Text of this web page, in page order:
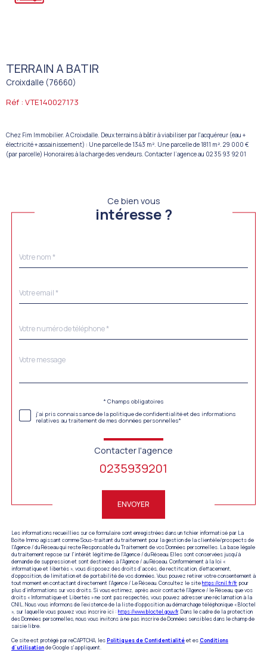
TERRAIN A BATIR
Croixdalle (76660)
Réf : VTE140027173
Chez Fim Immobilier. A Croixdalle. Deux terrains à bâtir à viabiliser par l'acquéreur (eau +
électricité + assainissement) : Une parcelle de 1343 m². Une parcelle de 1811 m². 29 000 €
(par parcelle) Honoraires à la charge des vendeurs. Contacter l’agence au 02 35 93 92 01
Ce bien vous
intéresse ?
par
*
*
*
Fieldset
Message
*
* Champs obligatoires
j'ai pris connaissance de la politique de confidentialité et des informations
relatives au traitement de mes données personnelles*
Contacter l'agence
0235939201
ENVOYER
Les informations recueillies sur ce formulaire sont enregistrées dans un fichier informatisé par La
Boite Immo agissant comme Sous-traitant du traitement pour la gestion de la clientèle/prospects de
l'Agence / du Réseau qui reste Responsable du Traitement de vos Données personnelles. La base légale
du traitement repose sur l'intérêt légitime de l'Agence / du Réseau. Elles sont conservées jusqu'à
demande de suppression et sont destinées à l'Agence / au Réseau. Conformément à la loi «
informatique et libertés », vous disposez des droits d’accès, de rectification, d’effacement,
d’opposition, de limitation et de portabilité de vos données. Vous pouvez retirer votre consentement à
tout moment en contactant directement l’Agence / Le Réseau. Consultez le sitehttps://cnil.fr/fr pour
plus d’informations sur vos droits. Si vous estimez, après avoir contacté l'Agence / le Réseau, que vos
droits « Informatique et Libertés » ne sont pas respectés, vous pouvez adresser une réclamation à la
CNIL. Nous vous informons de l’existence de la liste d'opposition au démarchage téléphonique « Bloctel
», sur laquelle vous pouvez vous inscrire ici : https://www.bloctel.gouv.fr. Dans le cadre de la protection
des Données personnelles, nous vous invitons à ne pas inscrire de Données sensibles dans le champ de
saisie libre.
Ce site est protégé par reCAPTCHA, les Politiques de Confidentialitéet esConditions
d'utilisationde Google s'appliquent.